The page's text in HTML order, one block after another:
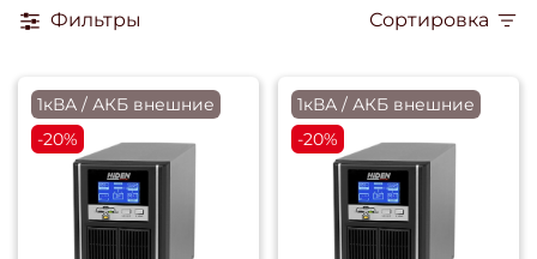
Фильтры Сортировка
1кВА / АКБ внешние
-20%
1кВА / АКБ внешние
-20%